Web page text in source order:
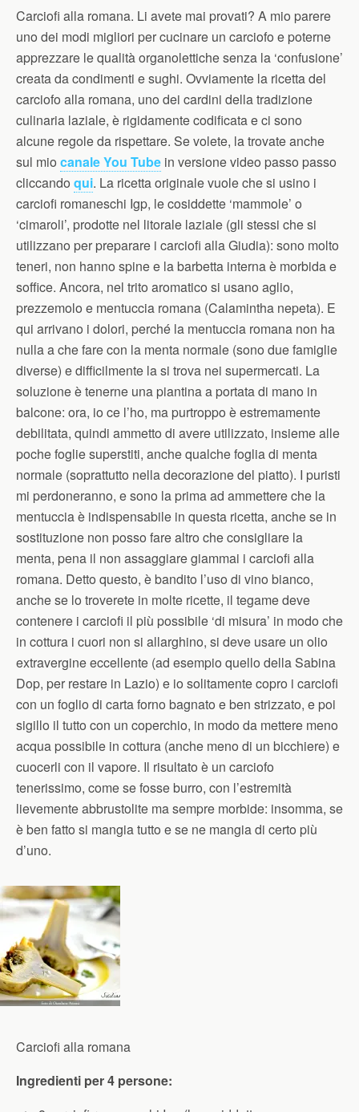
Carciofi alla romana. Li avete mai provati? A mio parere
uno dei modi migliori per cucinare un carciofo e poterne
apprezzare le qualità organolettiche senza la ‘confusione’
creata da condimenti e sughi. Ovviamente la ricetta del
carciofo alla romana, uno dei cardini della tradizione
culinaria laziale, è rigidamente codificata e ci sono
alcune regole da rispettare. Se volete, la trovate anche
sul mio canale You Tube in versione video passo passo
cliccando qui. La ricetta originale vuole che si usino i
carciofi romaneschi Igp, le cosiddette ‘mammole’ o
‘cimaroli’, prodotte nel litorale laziale (gli stessi che si
utilizzano per preparare i carciofi alla Giudia): sono molto
teneri, non hanno spine e la barbetta interna è morbida e
soffice. Ancora, nel trito aromatico si usano aglio,
prezzemolo e mentuccia romana (Calamintha nepeta). E
qui arrivano i dolori, perché la mentuccia romana non ha
nulla a che fare con la menta normale (sono due famiglie
diverse) e difficilmente la si trova nei supermercati. La
soluzione è tenerne una piantina a portata di mano in
balcone: ora, io ce l’ho, ma purtroppo è estremamente
debilitata, quindi ammetto di avere utilizzato, insieme alle
poche foglie superstiti, anche qualche foglia di menta
normale (soprattutto nella decorazione del piatto). I puristi
mi perdoneranno, e sono la prima ad ammettere che la
mentuccia è indispensabile in questa ricetta, anche se in
sostituzione non posso fare altro che consigliare la
menta, pena il non assaggiare giammai i carciofi alla
romana. Detto questo, è bandito l’uso di vino bianco,
anche se lo troverete in molte ricette, il tegame deve
contenere i carciofi il più possibile ‘di misura’ in modo che
in cottura i cuori non si allarghino, si deve usare un olio
extravergine eccellente (ad esempio quello della Sabina
Dop, per restare in Lazio) e io solitamente copro i carciofi
con un foglio di carta forno bagnato e ben strizzato, e poi
sigillo il tutto con un coperchio, in modo da mettere meno
acqua possibile in cottura (anche meno di un bicchiere) e
cuocerli con il vapore. Il risultato è un carciofo
tenerissimo, come se fosse burro, con l’estremità
lievemente abbrustolite ma sempre morbide: insomma, se
è ben fatto si mangia tutto e se ne mangia di certo più
d’uno.
Carciofi alla romana
Ingredienti per 4 persone: